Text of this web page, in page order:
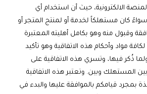
الالكترونية، حيث أن استخدام أي
كان مستهلكاً لخدمة أو لمنتج المتجر أو
وقبول منه وهو بكامل أهليته المعتبرة
مواد وأحكام هذه الاتفاقية وهو تأكيد
ذُكر فيها، وتسري هذه الاتفاقية على
المستهلك وبين. وتعتبر هذه الاتفاقية
بمجرد قيامكم بالموافقة عليها والبدء في